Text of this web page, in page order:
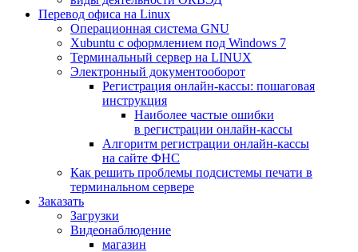
Перевод офиса на Linux
Операционная система GNU
Xubuntu с оформлением под Windows 7
Терминальный сервер на LINUX
Электронный документооборот
Регистрация онлайн-кассы: пошаговая
инструкция
Наиболее частые ошибки
в регистрации онлайн-кассы
Алгоритм регистрации онлайн-кассы
на сайте ФНС
Как решить проблемы подсистемы печати в
терминальном сервере
Заказать
Загрузки
Видеонаблюдение
магазин